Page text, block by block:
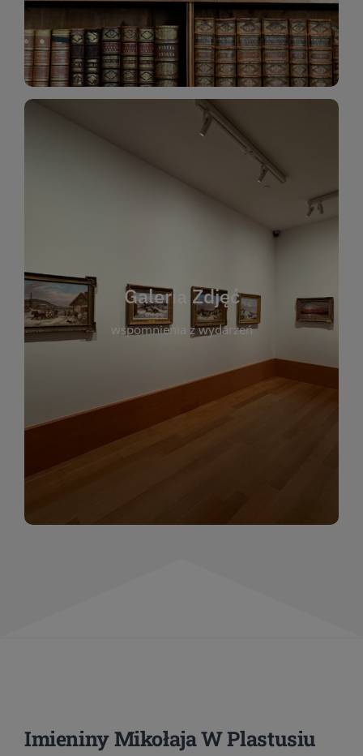
Katalog Zbiorów
Galeria Zdjęć
wspomnienia z wydarzeń
Galeria Zdjęć
wspomnienia z wydarzeń, spotkań i projektów
którym można zobaczyć, jak żyje nasza biblioteka
i jej społeczność. Zdjęcia dokumentują zarówno
uroczyste chwile, jak i codzienne aktywności
czytelników. Regularnie dodajemy nowe galerie,
by każdy mógł powrócić do wyjątkowych
momentów. Zapraszamy do obejrzenia,
wspominania i inspirowania się!
Imieniny Mikołaja W Plastusiu